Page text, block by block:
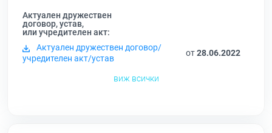
Актуален дружествен
договор, устав,
или учредителен акт:
Актуален дружествен договор/
учредителен акт/устав
от28.06.2022
виж всички